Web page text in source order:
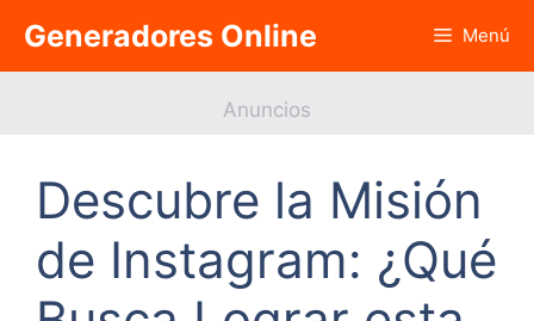
contenido
Generadores Online Menú
Anuncios
Descubre la Misión
de Instagram: ¿Qué